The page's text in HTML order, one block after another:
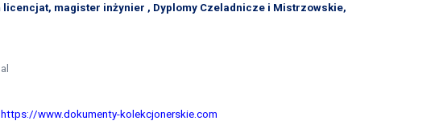
licencjat, magister inżynier , Dyplomy Czeladnicze i Mistrzowskie,
https://www.dokumenty-kolekcjonerskie.com